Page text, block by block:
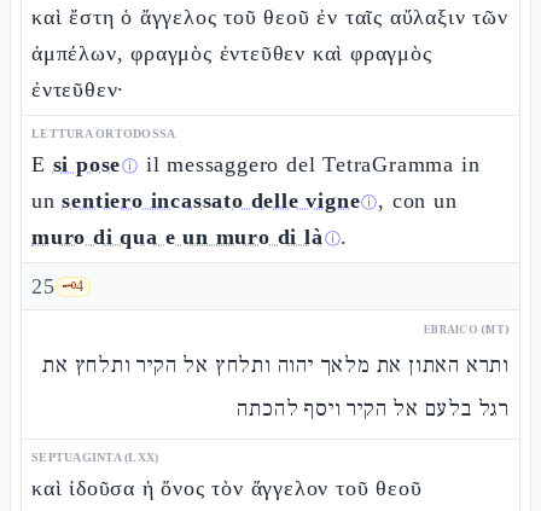
καὶ ἔστη ὁ ἄγγελος τοῦ θεοῦ ἐν ταῖς αὔλαξιν τῶν
ἀμπέλων, φραγμὸς ἐντεῦθεν καὶ φραγμὸς
ἐντεῦθεν·
LETTURA ORTODOSSA
E si poseⓘ il messaggero del TetraGramma in
unsentiero incassato delle vigneⓘ, con un
muro di qua e un muro di làⓘ.
25 🗝️4
EBRAICO (MT)
ותרא האתון את מלאך יהוה ותלחץ אל הקיר ותלחץ את
רגל בלעם אל הקיר ויסף להכתה
SEPTUAGINTA (LXX)
καὶ ἰδοῦσα ἡ ὄνος τὸν ἄγγελον τοῦ θεοῦ